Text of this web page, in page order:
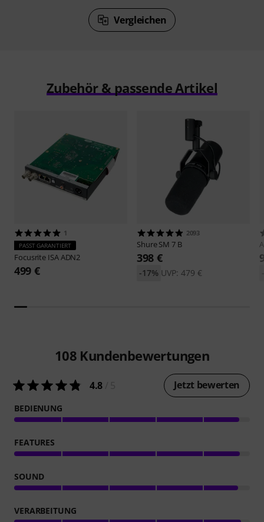
Vergleichen
Zubehör & passende Artikel
1
PASST GARANTIERT
Focusrite ISA ADN2
499 €
2093
ShureSM 7 B
398 €
UVP: 479 €
-17%
108 Kundenbewertungen
4.8 Jetzt bewerten
BEDIENUNG
FEATURES
SOUND
VERARBEITUNG